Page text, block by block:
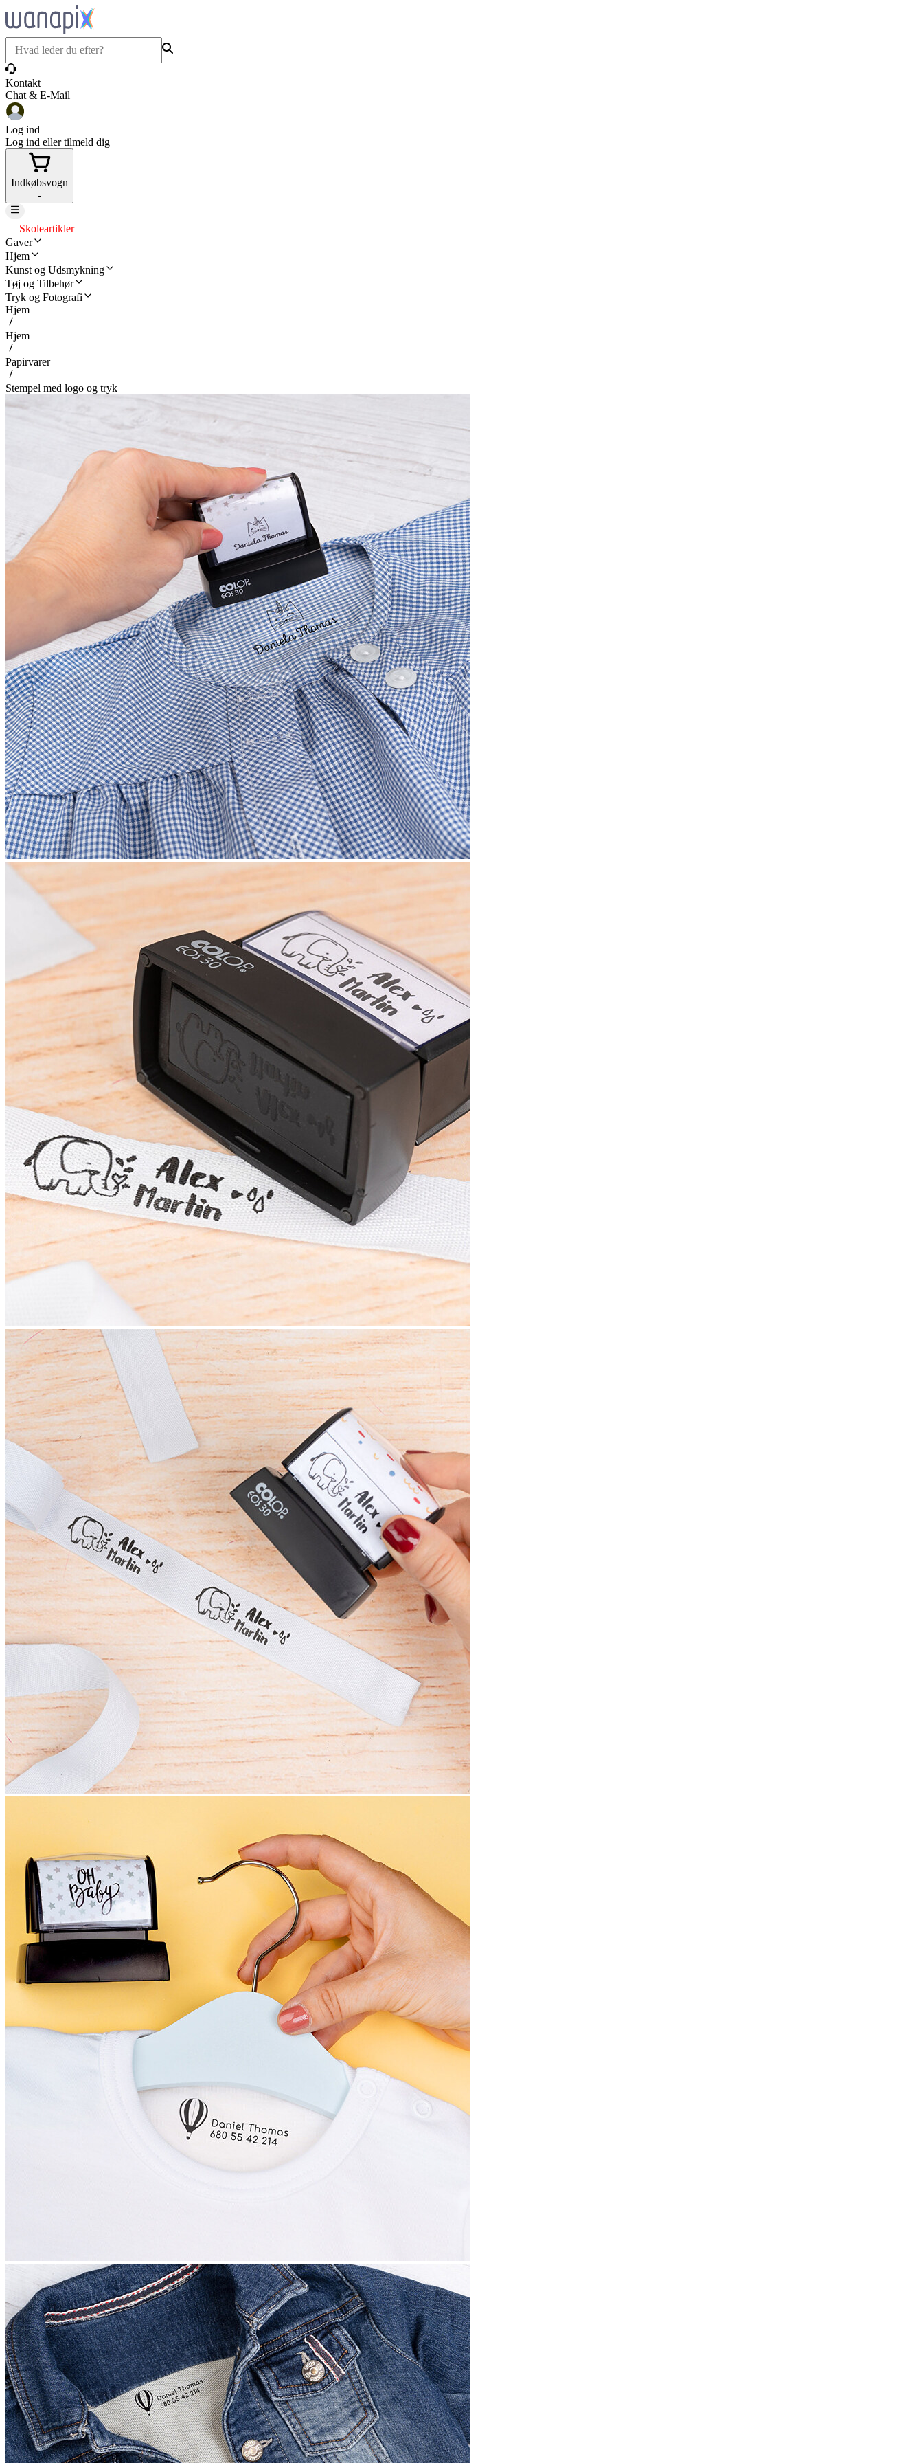
Kontakt
Chat & E-Mail
Log ind
Log ind eller tilmeld dig
Indkøbsvogn
-
Skoleartikler
Gaver
Hjem
Kunst og Udsmykning
Tøj og Tilbehør
Tryk og Fotografi
Hjem
Hjem
Papirvarer
Stempel med logo og tryk